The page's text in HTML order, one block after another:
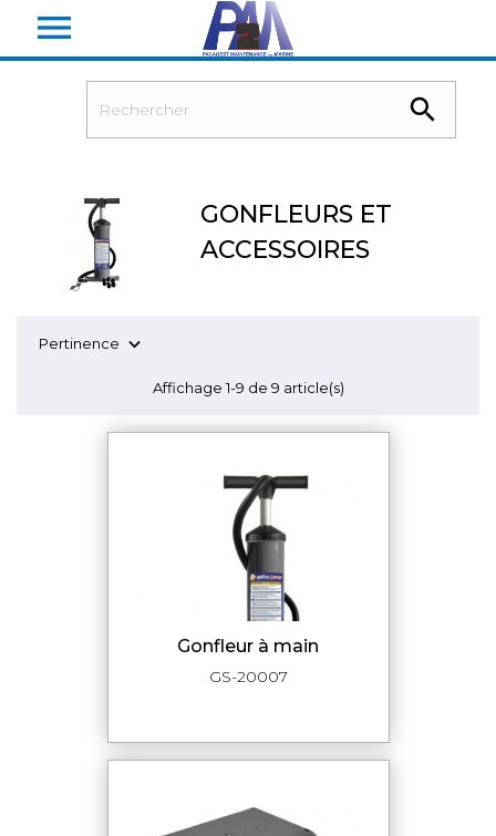


GONFLEURS ET
ACCESSOIRES
Pertinence 
Affichage 1-9 de 9 article(s)
Gonfleur à main
GS-20007